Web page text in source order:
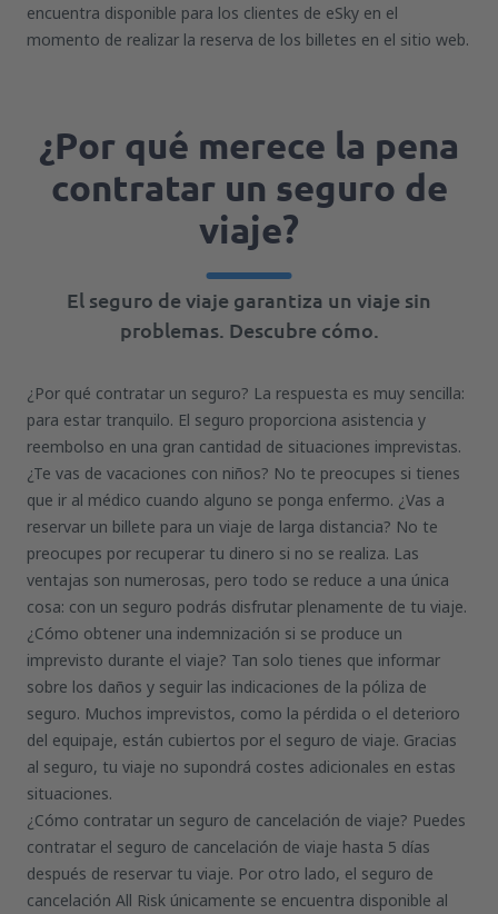
encuentra disponible para los clientes de eSky en el
momento de realizar la reserva de los billetes en el sitio web.
¿Por qué merece la pena
contratar un seguro de
viaje?
El seguro de viaje garantiza un viaje sin
problemas. Descubre cómo.
¿Por qué contratar un seguro? La respuesta es muy sencilla:
para estar tranquilo. El seguro proporciona asistencia y
reembolso en una gran cantidad de situaciones imprevistas.
¿Te vas de vacaciones con niños? No te preocupes si tienes
que ir al médico cuando alguno se ponga enfermo. ¿Vas a
reservar un billete para un viaje de larga distancia? No te
preocupes por recuperar tu dinero si no se realiza. Las
ventajas son numerosas, pero todo se reduce a una única
cosa: con un seguro podrás disfrutar plenamente de tu viaje.
¿Cómo obtener una indemnización si se produce un
imprevisto durante el viaje? Tan solo tienes que informar
sobre los daños y seguir las indicaciones de la póliza de
seguro. Muchos imprevistos, como la pérdida o el deterioro
del equipaje, están cubiertos por el seguro de viaje. Gracias
al seguro, tu viaje no supondrá costes adicionales en estas
situaciones.
¿Cómo contratar un seguro de cancelación de viaje? Puedes
contratar el seguro de cancelación de viaje hasta 5 días
después de reservar tu viaje. Por otro lado, el seguro de
cancelación All Risk únicamente se encuentra disponible al